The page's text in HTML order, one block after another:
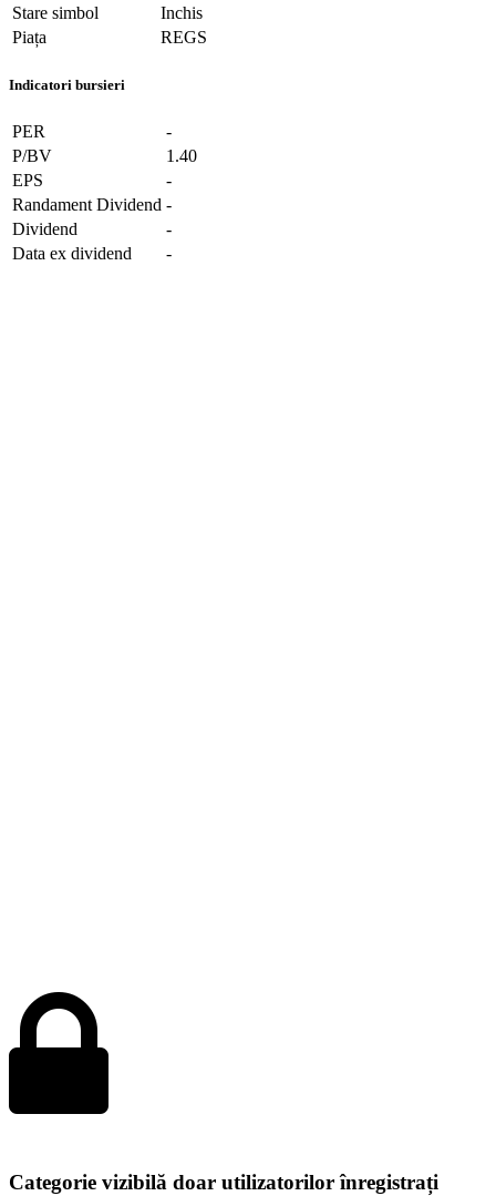
Stare simbol
Inchis
Piața
REGS
Indicatori bursieri
PER
-
P/BV
1.40
EPS
-
Randament Dividend -
Dividend
-
Data ex dividend
-
Categorie vizibilă doar utilizatorilor înregistrați